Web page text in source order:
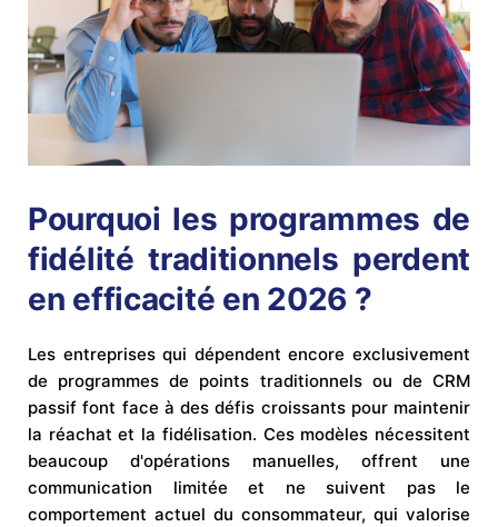
Pourquoi les programmes de
fidélité traditionnels perdent
en efficacité en 2026 ?
Les entreprises qui dépendent encore exclusivement
de programmes de points traditionnels ou de CRM
passif font face à des défis croissants pour maintenir
la réachat et la fidélisation. Ces modèles nécessitent
beaucoup d'opérations manuelles, offrent une
communication limitée et ne suivent pas le
comportement actuel du consommateur, qui valorise